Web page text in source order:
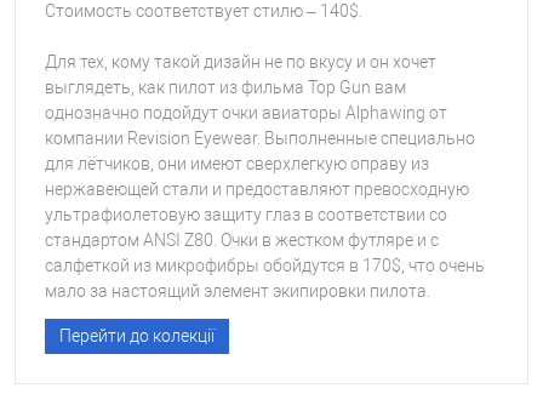
Стоимость соответствует стилю – 140$.
Для тех, кому такой дизайн не по вкусу и он хочет
выглядеть, как пилот из фильма Top Gun вам
однозначно подойдут очки авиаторы Alphawing от
компании Revision Eyewear. Выполненные специально
для лётчиков, они имеют сверхлегкую оправу из
нержавеющей стали и предоставляют превосходную
ультрафиолетовую защиту глаз в соответствии со
стандартом ANSI Z80. Очки в жестком футляре и с
салфеткой из микрофибры обойдутся в 170$, что очень
мало за настоящий элемент экипировки пилота.
Перейти до колекції